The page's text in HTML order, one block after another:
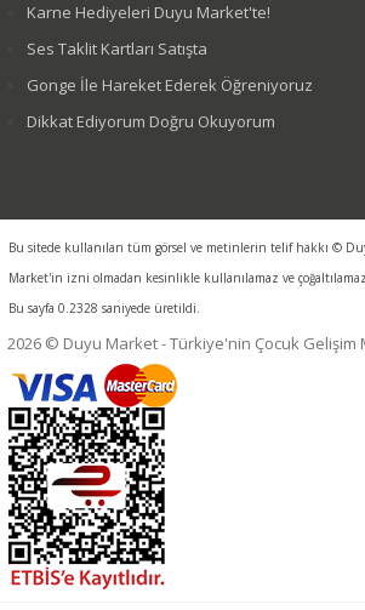
Karne Hediyeleri Duyu Market'te!
Ses Taklit Kartları Satışta
Gonge İle Hareket Ederek Öğreniyoruz
Dikkat Ediyorum Doğru Okuyorum
Bu sitede kullanılan tüm görsel ve metinlerin telif hakkı ©
Market'in izni olmadan kesinlikle kullanılamaz ve
Bu sayfa 0.2328 saniyede üretildi.
2026 © Duyu Market - Türkiye'nin Çocuk Gelişim